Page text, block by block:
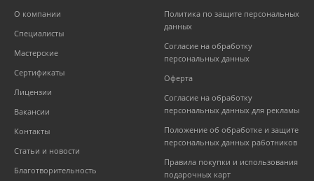
О компании
Специалисты
Мастерские
Сертификаты
Лицензии
Вакансии
Контакты
Статьи и новости
Благотворительность
Политика по защите персональных
данных
Согласие на обработку
персональных данных
Оферта
Согласие на обработку
персональных данных для рекламы
Положение об обработке и защите
персональных данных работников
Правила покупки и использования
подарочных карт